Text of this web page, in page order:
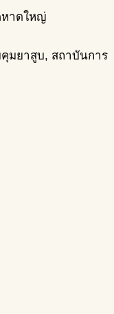
หาดใหญ่
มยาสูบ, สถาบันการ